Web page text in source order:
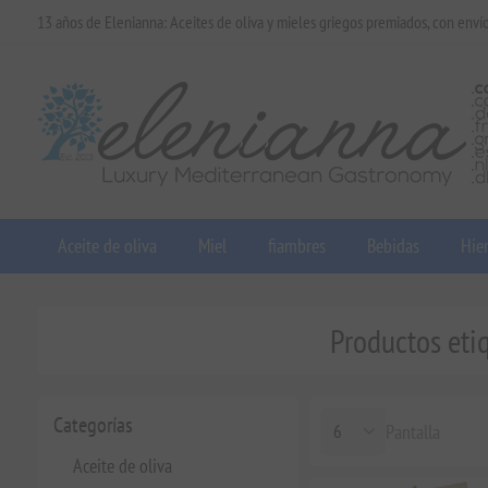
13 años de Elenianna: Aceites de oliva y mieles griegos premiados, con
Aceite de oliva Miel fiambres Bebidas
Categorías
Aceite de oliva
Productos